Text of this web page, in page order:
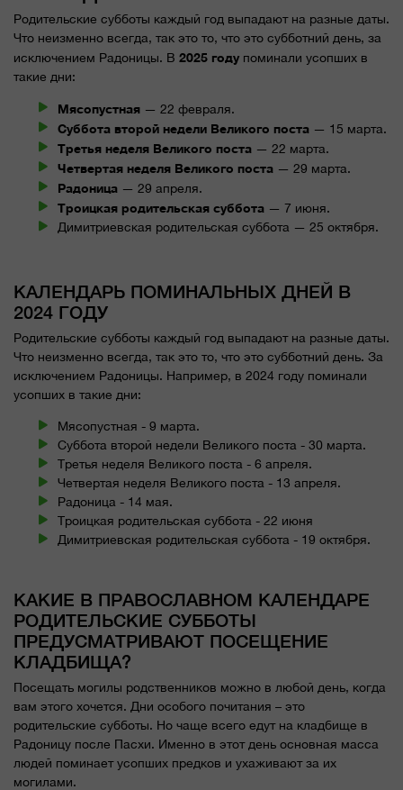
Родительские субботы каждый год выпадают на разные даты.
Что неизменно всегда, так это то, что это субботний день, за
исключением Радоницы. В 2025 году поминали усопших в
такие дни:
Мясопустная — 22 февраля.
Суббота второй недели Великого поста — 15 марта.
Третья неделя Великого поста — 22 марта.
Четвертая неделя Великого поста — 29 марта.
Радоница — 29 апреля.
Троицкая родительская суббота — 7 июня.
Димитриевская родительская суббота — 25 октября.
КАЛЕНДАРЬ ПОМИНАЛЬНЫХ ДНЕЙ В
2024 ГОДУ
Родительские субботы каждый год выпадают на разные даты.
Что неизменно всегда, так это то, что это субботний день. За
исключением Радоницы. Например, в 2024 году поминали
усопших в такие дни:
Мясопустная - 9 марта.
Суббота второй недели Великого поста - 30 марта.
Третья неделя Великого поста - 6 апреля.
Четвертая неделя Великого поста - 13 апреля.
Радоница - 14 мая.
Троицкая родительская суббота - 22 июня
Димитриевская родительская суббота - 19 октября.
КАКИЕ В ПРАВОСЛАВНОМ КАЛЕНДАРЕ
РОДИТЕЛЬСКИЕ СУББОТЫ
ПРЕДУСМАТРИВАЮТ ПОСЕЩЕНИЕ
КЛАДБИЩА?
Посещать могилы родственников можно в любой день, когда
вам этого хочется. Дни особого почитания – это
родительские субботы. Но чаще всего едут на кладбище в
Радоницу после Пасхи. Именно в этот день основная масса
людей поминает усопших предков и ухаживают за их
могилами.